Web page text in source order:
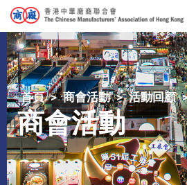
首頁 商會活動 活動回顧
商會活動